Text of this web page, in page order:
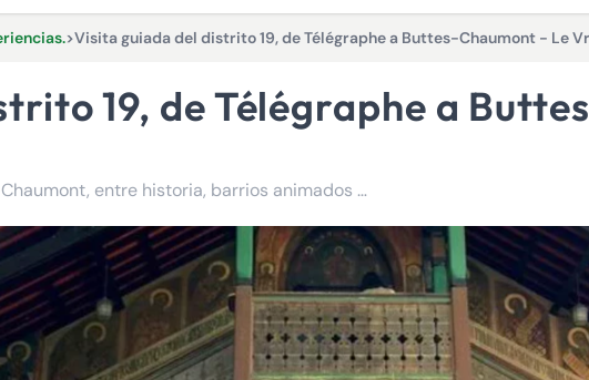
>Visita guiada del distrito 19, de Télégraphe a Buttes-Chaumont - Le
Explore el distrito 19, de Télégraphe a Buttes-Chaumont, entre historia, barrios animados y paisajes sorprendentes.